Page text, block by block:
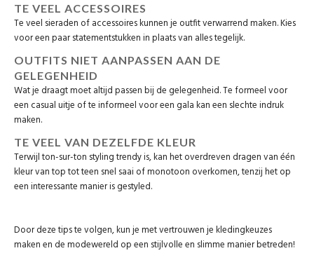
TE VEEL ACCESSOIRES
Te veel sieraden of accessoires kunnen je outfit verwarrend maken. Kies
voor een paar statementstukken in plaats van alles tegelijk.
OUTFITS NIET AANPASSEN AAN DE
GELEGENHEID
Wat je draagt moet altijd passen bij de gelegenheid. Te formeel voor
een casual uitje of te informeel voor een gala kan een slechte indruk
maken.
TE VEEL VAN DEZELFDE KLEUR
Terwijl ton-sur-ton styling trendy is, kan het overdreven dragen van één
kleur van top tot teen snel saai of monotoon overkomen, tenzij het op
een interessante manier is gestyled.
Door deze tips te volgen, kun je met vertrouwen je kledingkeuzes
maken en de modewereld op een stijlvolle en slimme manier betreden!